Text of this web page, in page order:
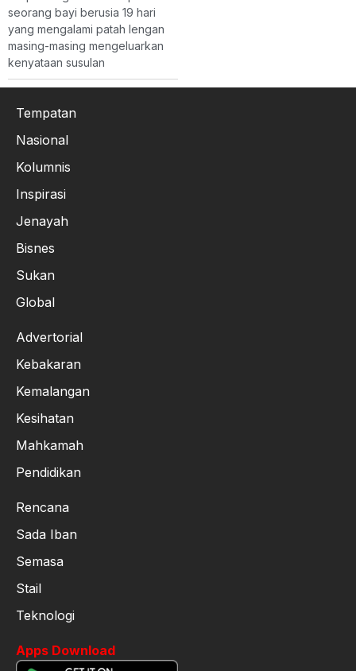
seorang bayi berusia 19 hari
yang mengalami patah lengan
masing-masing mengeluarkan
kenyataan susulan
Tempatan
Nasional
Kolumnis
Inspirasi
Jenayah
Bisnes
Sukan
Global
Advertorial
Kebakaran
Kemalangan
Kesihatan
Mahkamah
Pendidikan
Rencana
Sada Iban
Semasa
Stail
Teknologi
Apps Download